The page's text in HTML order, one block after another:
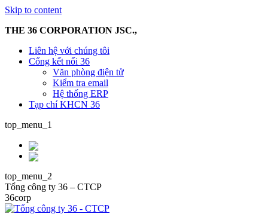
Skip to content
THE 36 CORPORATION JSC.,
Liên hệ với chúng tôi
Cổng kết nối 36
Văn phòng điện tử
Kiểm tra email
Hệ thống ERP
Tạp chí KHCN 36
top_menu_1
top_menu_2
Tổng công ty 36 – CTCP
36corp